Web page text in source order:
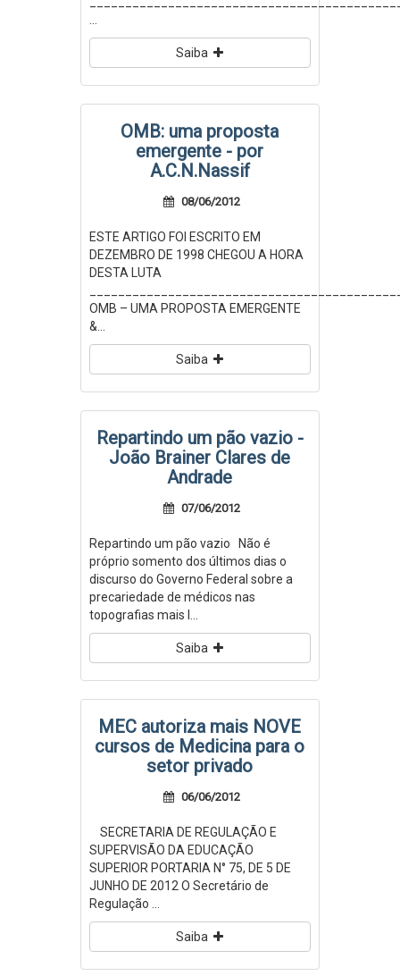
...
Saiba
OMB: uma proposta
emergente - por
A.C.N.Nassif
08/06/2012
ESTE ARTIGO FOI ESCRITO EM
DEZEMBRO DE 1998 CHEGOU A HORA
DESTA LUTA
OMB – UMA PROPOSTA EMERGENTE
&...
Saiba
Repartindo um pão vazio -
João Brainer Clares de
Andrade
07/06/2012
Repartindo um pão vazio Não é
próprio somento dos últimos dias o
discurso do Governo Federal sobre a
precariedade de médicos nas
topografias mais l...
Saiba
MEC autoriza mais NOVE
cursos de Medicina para o
setor privado
06/06/2012
SECRETARIA DE REGULAÇÃO E
SUPERVISÃO DA EDUCAÇÃO
SUPERIOR PORTARIA N° 75, DE 5 DE
JUNHO DE 2012 O Secretário de
Regulação ...
Saiba